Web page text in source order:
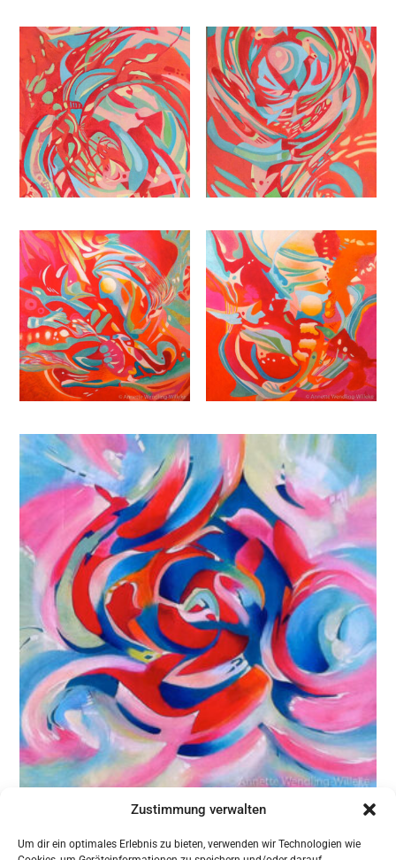
Zustimmung verwalten
Um dir ein optimales Erlebnis zu bieten, verwenden wir Technologien wie
zurück zur Übersicht